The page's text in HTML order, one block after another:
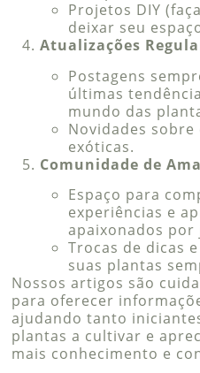
Projetos DIY
deixar seu
Atualizações
Postagens
últimas
mundo das
Novidades sobre
exóticas.
Comunidade de
Espaço para
experiências e
apaixonados por
Trocas de dicas
suas plantas
Nossos artigos são
para oferecer
ajudando tanto
plantas a cultivar e
mais conhecimento e